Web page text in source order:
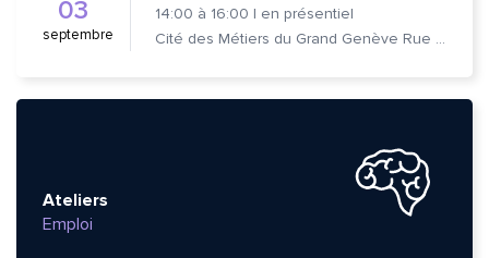
03
septembre
14:00 à 16:00 | en présentiel
Cité des Métiers du Grand Genève Rue Prévost-Martin 6 1205 Genève
Ateliers
Emploi